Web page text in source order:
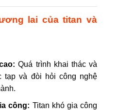
lai của titan và
Quá trình khai thác và
tạp và đòi hỏi công nghệ
công: Titan khó gia công